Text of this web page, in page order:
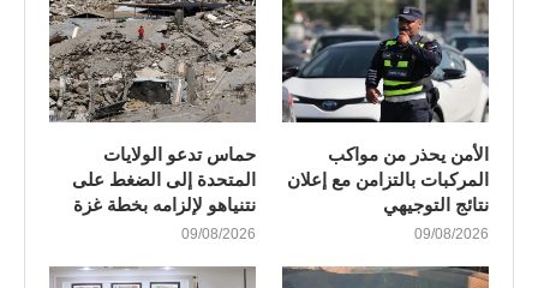
الأمن يحذر من مواكب
المركبات بالتزامن مع إعلان
نتائج التوجيهي
09/08/2026
حماس تدعو الولايات
المتحدة إلى الضغط على
نتنياهو لإلزامه بخطة غزة
09/08/2026